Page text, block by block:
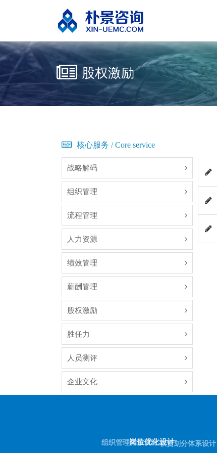
股权激励
核心服务 / Core service
战略解码
组织管理
流程管理
人力资源
绩效管理
薪酬管理
股权激励
胜任力
人员测评
企业文化
岗位优化设计
组织管理体系设计权责划分体系设计